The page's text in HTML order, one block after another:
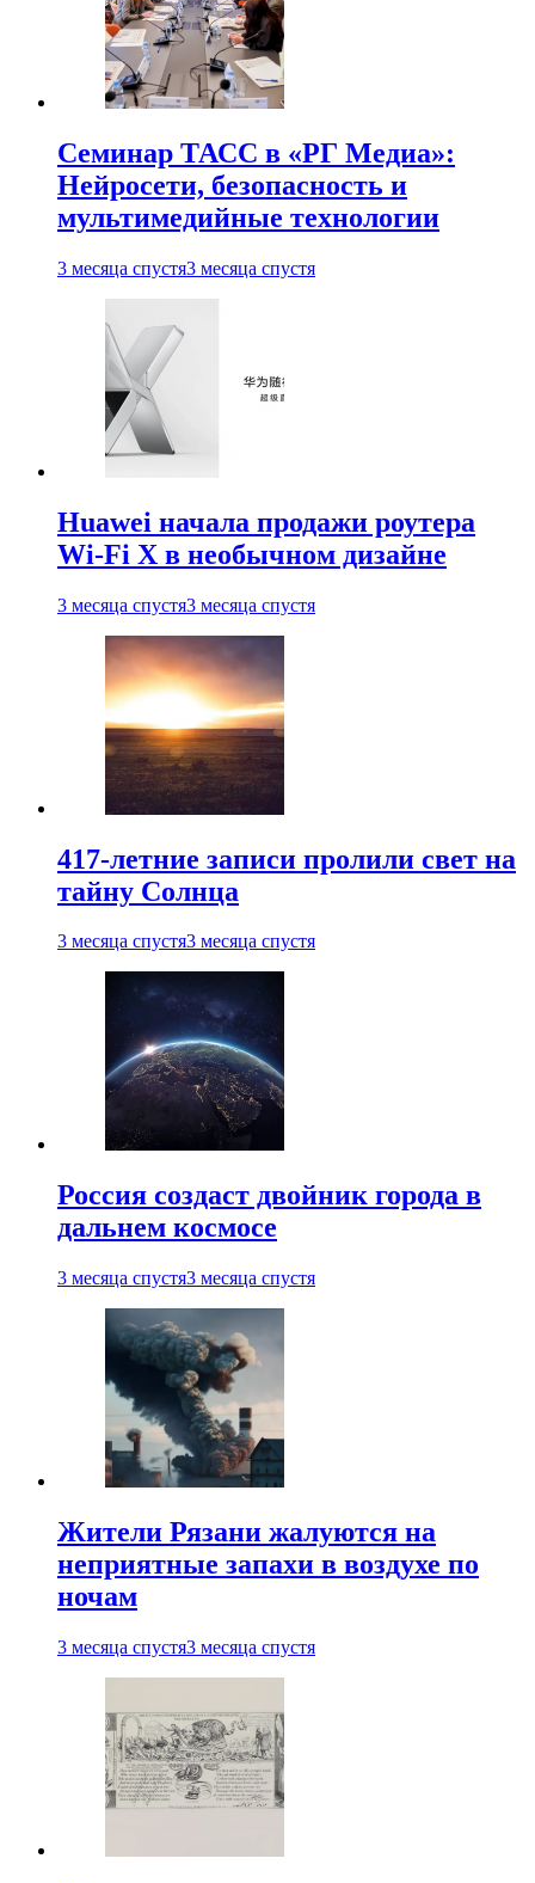
Семинар ТАСС в «РГ Медиа»:
Нейросети, безопасность и
мультимедийные технологии
3 месяца спустя3 месяца спустя
Huawei начала продажи роутера
Wi-Fi X в необычном дизайне
3 месяца спустя3 месяца спустя
417-летние записи пролили свет на
тайну Солнца
3 месяца спустя3 месяца спустя
Россия создаст двойник города в
дальнем космосе
3 месяца спустя3 месяца спустя
Жители Рязани жалуются на
неприятные запахи в воздухе по
ночам
3 месяца спустя3 месяца спустя